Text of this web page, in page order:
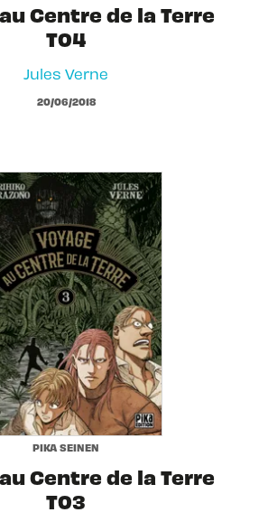
Centre de la Terre
T04
Jules Verne
20/06/2018
PIKA SEINEN
Centre de la Terre
T03